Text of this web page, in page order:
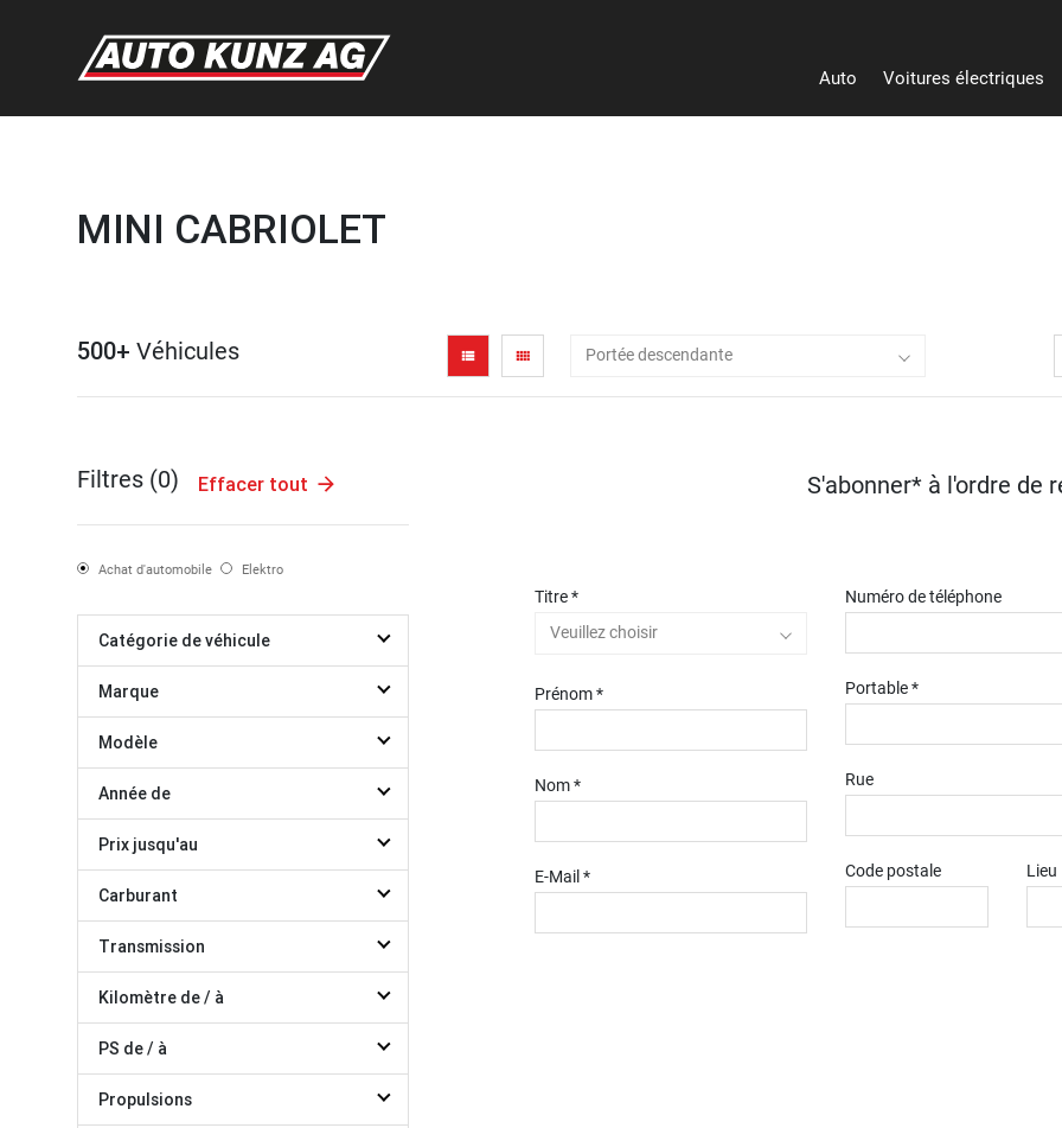
Auto Voitures électriques
MINI CABRIOLET
500+ Véhicules view_list view_comfy Portée descendante
Filtres (0) Effacer tout
Achat d'automobile Elektro
Catégorie de véhicule
Marque
Modèle
Année de
Prix jusqu'au
Carburant
Transmission
Kilomètre de / à
PS de / à
Propulsions
S'abonner* à l'ordre de
Titre *
Veuillez choisir
Prénom *
Nom *
E-Mail *
Numéro de téléphone
Portable *
Rue
Code postale Lieu